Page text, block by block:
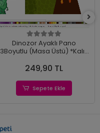
Dinozor Ayaklı Pano
3Boyutlu (Masa Üstü) *Kalın
249,90 TL
Sepete Ekle